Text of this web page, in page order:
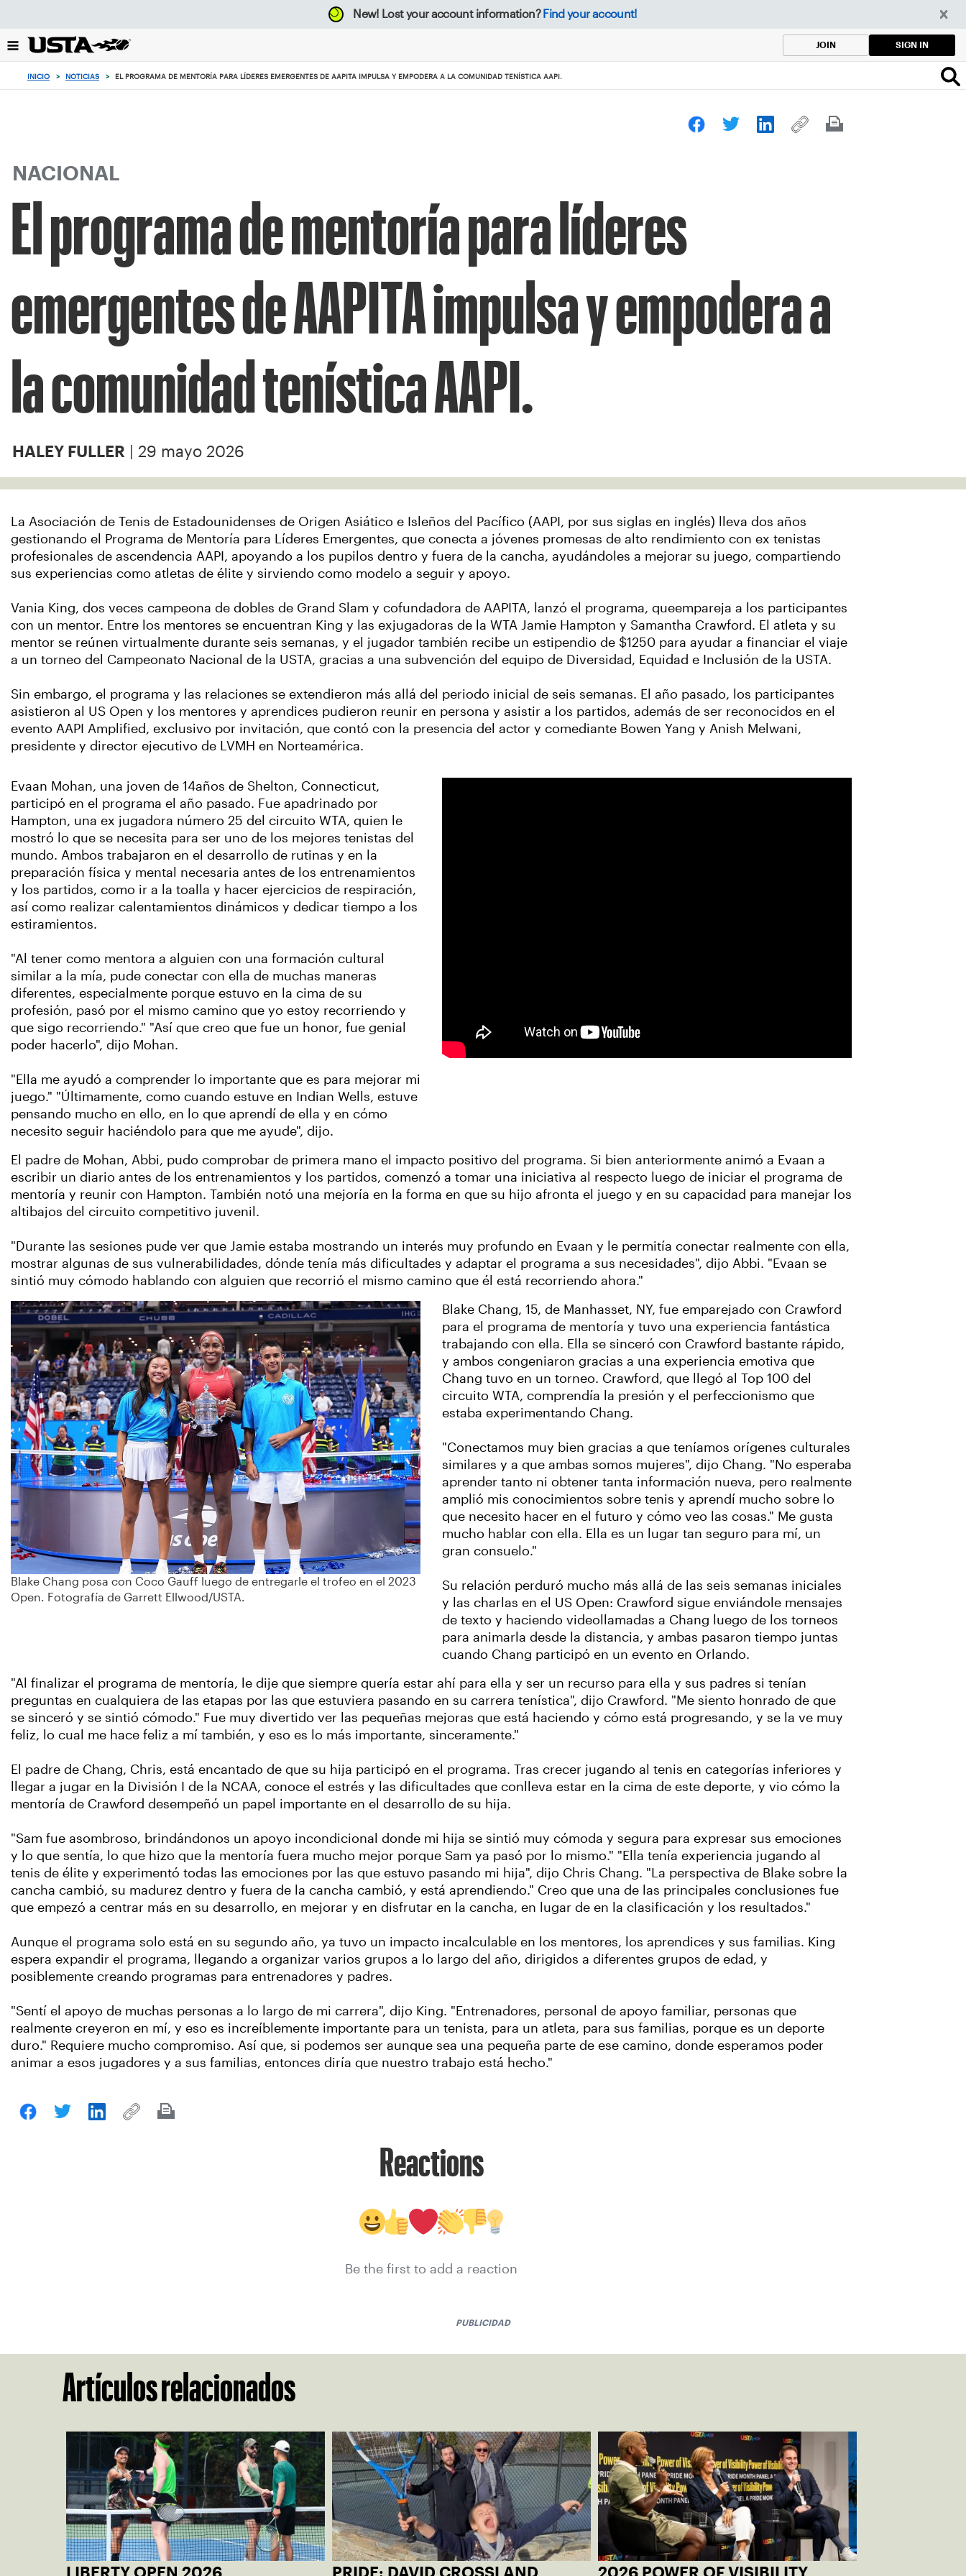
el
botón
New! Lost your account information? Find your account!
JOIN SIGN IN
INICIO > NOTICIAS > EL PROGRAMA DE MENTORÍA PARA LÍDERES EMERGENTES DE AAPITA IMPULSA Y EMPODERA A LA COMUNIDAD TENÍSTICA AAPI.
NACIONAL
El programa de mentoría para líderes
emergentes de AAPITA impulsa y empodera a
la comunidad tenística AAPI.
HALEY FULLER | 29 mayo 2026
La Asociación de Tenis de Estadounidenses de Origen Asiático e Isleños del Pacífico (AAPI, por sus siglas en inglés) lleva dos años
gestionando el Programa de Mentoría para Líderes Emergentes, que conecta a jóvenes promesas de alto rendimiento con ex tenistas
profesionales de ascendencia AAPI, apoyando a los pupilos dentro y fuera de la cancha, ayudándoles a mejorar su juego, compartiendo
sus experiencias como atletas de élite y sirviendo como modelo a seguir y apoyo.
Vania King, dos veces campeona de dobles de Grand Slam y cofundadora de AAPITA, lanzó el programa, queempareja a los participantes
con un mentor. Entre los mentores se encuentran King y las exjugadoras de la WTA Jamie Hampton y Samantha Crawford. El atleta y su
mentor se reúnen virtualmente durante seis semanas, y el jugador también recibe un estipendio de $1250 para ayudar a financiar el viaje
a un torneo del Campeonato Nacional de la USTA, gracias a una subvención del equipo de Diversidad, Equidad e Inclusión de la USTA.
Sin embargo, el programa y las relaciones se extendieron más allá del periodo inicial de seis semanas. El año pasado, los participantes
asistieron al US Open y los mentores y aprendices pudieron reunir en persona y asistir a los partidos, además de ser reconocidos en el
evento AAPI Amplified, exclusivo por invitación, que contó con la presencia del actor y comediante Bowen Yang y Anish Melwani,
presidente y director ejecutivo de LVMH en Norteamérica.
Evaan Mohan, una joven de 14años de Shelton, Connecticut,
participó en el programa el año pasado. Fue apadrinado por
Hampton, una ex jugadora número 25 del circuito WTA, quien le
mostró lo que se necesita para ser uno de los mejores tenistas del
mundo. Ambos trabajaron en el desarrollo de rutinas y en la
preparación física y mental necesaria antes de los entrenamientos
y los partidos, como ir a la toalla y hacer ejercicios de respiración,
así como realizar calentamientos dinámicos y dedicar tiempo a los
estiramientos.
"Al tener como mentora a alguien con una formación cultural
similar a la mía, pude conectar con ella de muchas maneras
diferentes, especialmente porque estuvo en la cima de su
profesión, pasó por el mismo camino que yo estoy recorriendo y
que sigo recorriendo." "Así que creo que fue un honor, fue genial
poder hacerlo", dijo Mohan.
"Ella me ayudó a comprender lo importante que es para mejorar mi
juego." "Últimamente, como cuando estuve en Indian Wells, estuve
pensando mucho en ello, en lo que aprendí de ella y en cómo
necesito seguir haciéndolo para que me ayude", dijo.
El padre de Mohan, Abbi, pudo comprobar de primera mano el impacto positivo del programa. Si bien anteriormente animó a Evaan a
escribir un diario antes de los entrenamientos y los partidos, comenzó a tomar una iniciativa al respecto luego de iniciar el programa de
mentoría y reunir con Hampton. También notó una mejoría en la forma en que su hijo afronta el juego y en su capacidad para manejar los
altibajos del circuito competitivo juvenil.
"Durante las sesiones pude ver que Jamie estaba mostrando un interés muy profundo en Evaan y le permitía conectar realmente con ella,
mostrar algunas de sus vulnerabilidades, dónde tenía más dificultades y adaptar el programa a sus necesidades", dijo Abbi. "Evaan se
sintió muy cómodo hablando con alguien que recorrió el mismo camino que él está recorriendo ahora."
Blake Chang posa con Coco Gauff luego de entregarle el trofeo en el 2023
Open. Fotografía de Garrett Ellwood/USTA.
Blake Chang, 15, de Manhasset, NY, fue emparejado con Crawford
para el programa de mentoría y tuvo una experiencia fantástica
trabajando con ella. Ella se sinceró con Crawford bastante rápido,
y ambos congeniaron gracias a una experiencia emotiva que
Chang tuvo en un torneo. Crawford, que llegó al Top 100 del
circuito WTA, comprendía la presión y el perfeccionismo que
estaba experimentando Chang.
"Conectamos muy bien gracias a que teníamos orígenes culturales
similares y a que ambas somos mujeres", dijo Chang. "No esperaba
aprender tanto ni obtener tanta información nueva, pero realmente
amplió mis conocimientos sobre tenis y aprendí mucho sobre lo
que necesito hacer en el futuro y cómo veo las cosas." Me gusta
mucho hablar con ella. Ella es un lugar tan seguro para mí, un
gran consuelo."
Su relación perduró mucho más allá de las seis semanas iniciales
y las charlas en el US Open: Crawford sigue enviándole mensajes
de texto y haciendo videollamadas a Chang luego de los torneos
para animarla desde la distancia, y ambas pasaron tiempo juntas
cuando Chang participó en un evento en Orlando.
"Al finalizar el programa de mentoría, le dije que siempre quería estar ahí para ella y ser un recurso para ella y sus padres si tenían
preguntas en cualquiera de las etapas por las que estuviera pasando en su carrera tenística", dijo Crawford. "Me siento honrado de que
se sinceró y se sintió cómodo." Fue muy divertido ver las pequeñas mejoras que está haciendo y cómo está progresando, y se la ve muy
feliz, lo cual me hace feliz a mí también, y eso es lo más importante, sinceramente."
El padre de Chang, Chris, está encantado de que su hija participó en el programa. Tras crecer jugando al tenis en categorías inferiores y
llegar a jugar en la División I de la NCAA, conoce el estrés y las dificultades que conlleva estar en la cima de este deporte, y vio cómo la
mentoría de Crawford desempeñó un papel importante en el desarrollo de su hija.
"Sam fue asombroso, brindándonos un apoyo incondicional donde mi hija se sintió muy cómoda y segura para expresar sus emociones
y lo que sentía, lo que hizo que la mentoría fuera mucho mejor porque Sam ya pasó por lo mismo." "Ella tenía experiencia jugando al
tenis de élite y experimentó todas las emociones por las que estuvo pasando mi hija", dijo Chris Chang. "La perspectiva de Blake sobre la
cancha cambió, su madurez dentro y fuera de la cancha cambió, y está aprendiendo." Creo que una de las principales conclusiones fue
que empezó a centrar más en su desarrollo, en mejorar y en disfrutar en la cancha, en lugar de en la clasificación y los resultados."
Aunque el programa solo está en su segundo año, ya tuvo un impacto incalculable en los mentores, los aprendices y sus familias. King
espera expandir el programa, llegando a organizar varios grupos a lo largo del año, dirigidos a diferentes grupos de edad, y
posiblemente creando programas para entrenadores y padres.
"Sentí el apoyo de muchas personas a lo largo de mi carrera", dijo King. "Entrenadores, personal de apoyo familiar, personas que
realmente creyeron en mí, y eso es increíblemente importante para un tenista, para un atleta, para sus familias, porque es un deporte
duro." Requiere mucho compromiso. Así que, si podemos ser aunque sea una pequeña parte de ese camino, donde esperamos poder
animar a esos jugadores y a sus familias, entonces diría que nuestro trabajo está hecho."
Reactions
Be the first to add a reaction
PUBLICIDAD
Artículos relacionados
LIBERTY OPEN 2026 PRIDE: DAVID CROSSLAND 2026 POWER OF VISIBILITY